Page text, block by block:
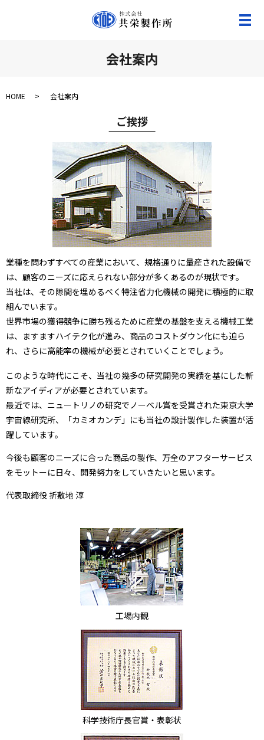
メ
会社案内
HOME 会社案内
ご挨拶
業種を問わずすべての産業において、規格通りに量産された設備で
は、顧客のニーズに応えられない部分が多くあるのが現状です。
当社は、その隙間を埋めるべく特注省力化機械の開発に積極的に取
組んでいます。
世界市場の獲得競争に勝ち残るために産業の基盤を支える機械工業
は、ますますハイテク化が進み、商品のコストダウン化にも迫ら
れ、さらに高能率の機械が必要とされていくことでしょう。
このような時代にこそ、当社の幾多の研究開発の実績を基にした斬
新なアイディアが必要とされています。
最近では、ニュートリノの研究でノーベル賞を受賞された東京大学
宇宙線研究所、「カミオカンデ」にも当社の設計製作した装置が活
躍しています。
今後も顧客のニーズに合った商品の製作、万全のアフターサービス
をモットーに日々、開発努力をしていきたいと思います。
代表取締役 折敷地 淳
工場内観
科学技術庁長官賞・表彰状